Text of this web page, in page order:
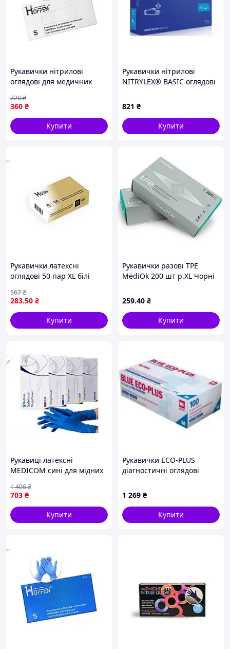
Рукавички нітрилові
оглядові для медичних
еластичні захист від
бактерій і вірусів
360 ₴
720₴
Купити
Рукавички нітрилові
NITRYLEX® BASIC оглядові
розмір M 50 пар/пач blue
RD30105003 - 2 шт.
821 ₴
Купити
Рукавички латексні
оглядові 50 пар XL білі
медичних процедур і
догляду
283.50 ₴
567₴
Купити
Рукавички разові TРЕ
MediOk 200 шт р.XL Чорні
259.40 ₴
Купити
Рукавиці латексні
MEDICOM сині для мідних
підвищеного ризику 25
пар
703 ₴
1 406₴
Купити
Рукавички ECO-PLUS
діагностичні оглядові
неопудрені 01198-M - 5 шт.
1 269 ₴
Купити